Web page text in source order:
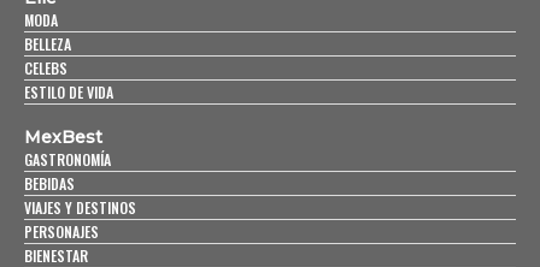
MODA
BELLEZA
CELEBS
ESTILO DE VIDA
MexBest
GASTRONOMÍA
BEBIDAS
VIAJES Y DESTINOS
PERSONAJES
BIENESTAR